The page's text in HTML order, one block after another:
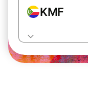
KMF